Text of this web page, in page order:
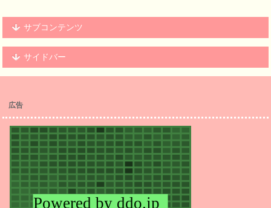
サブコンテンツ
サイドバー
広告